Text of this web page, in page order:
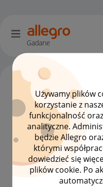
Używamy plików
korzystanie z
funkcjonalność
analityczne.
będzie Allegro
którymi
dowiedzieć się
plików cookie. Po
Gadane
#7